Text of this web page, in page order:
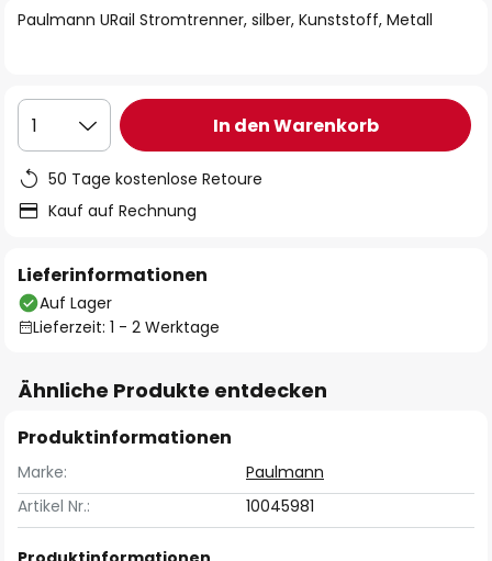
springen
Paulmann URail Stromtrenner, silber, Kunststoff, Metall
1 In den Warenkorb
50 Tage kostenlose Retoure
Kauf auf Rechnung
Lieferinformationen
Auf Lager
Lieferzeit: 1 - 2 Werktage
Ähnliche Produkte entdecken
Produktinformationen
Marke:
Paulmann
Artikel Nr.:
10045981